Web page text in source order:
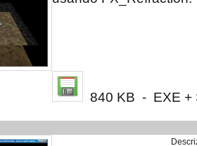
840 KB - EXE +